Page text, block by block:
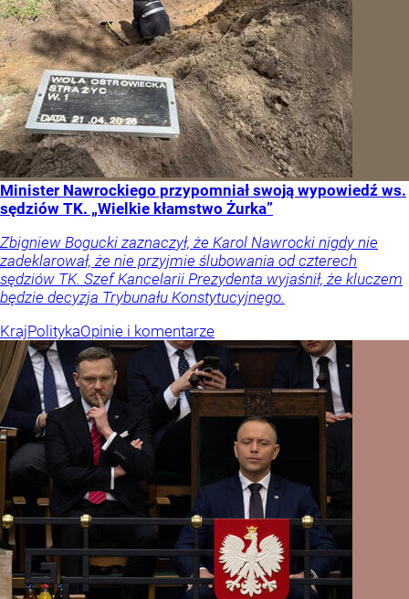
Minister Nawrockiego przypomniał swoją wypowiedź ws.
sędziów TK. „Wielkie kłamstwo Żurka”
Zbigniew Bogucki zaznaczył, że Karol Nawrocki nigdy nie
zadeklarował, że nie przyjmie ślubowania od czterech
sędziów TK. Szef Kancelarii Prezydenta wyjaśnił, że kluczem
będzie decyzja Trybunału Konstytucyjnego.
KrajPolitykaOpinie i komentarze